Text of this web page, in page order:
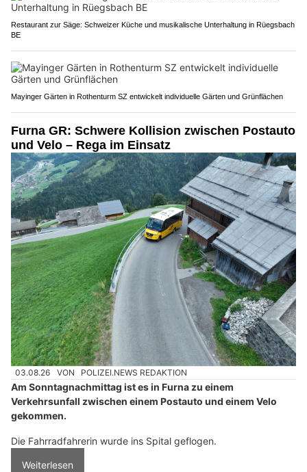
Restaurant zur Säge: Schweizer Küche und musikalische Unterhaltung in Rüegsbach
BE
Mayinger Gärten in Rothenturm SZ entwickelt individuelle Gärten und Grünflächen
Furna GR: Schwere Kollision zwischen Postauto
und Velo – Rega im Einsatz
03.08.26 VON POLIZEI.NEWS REDAKTION
Am Sonntagnachmittag ist es in Furna zu einem
Verkehrsunfall zwischen einem Postauto und einem Velo
gekommen.
Die Fahrradfahrerin wurde ins Spital geflogen.
Weiterlesen